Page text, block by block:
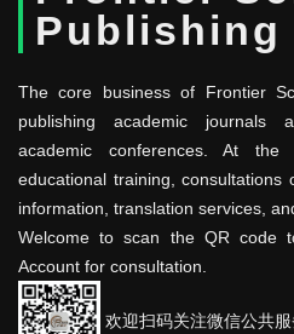
Publishing
The core business of Frontier
publishing academic journals
academic conferences. At
educational training, consultations
information, translation services,
Welcome to scan the QR code
Account for consultation.
欢迎扫码关注微信公共服